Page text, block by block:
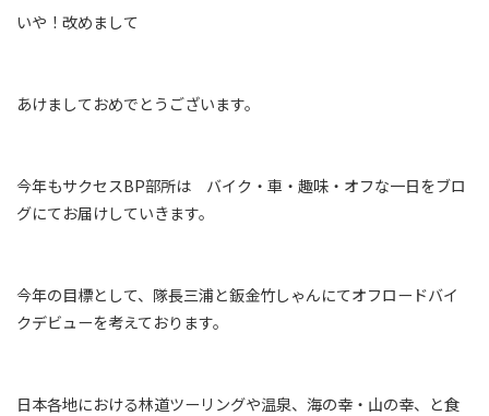
いや！改めまして
あけましておめでとうございます。
今年もサクセスBP部所は バイク・車・趣味・オフな一日をブロ
グにてお届けしていきます。
今年の目標として、隊長三浦と鈑金竹しゃんにてオフロードバイ
クデビューを考えております。
日本各地における林道ツーリングや温泉、海の幸・山の幸、と食